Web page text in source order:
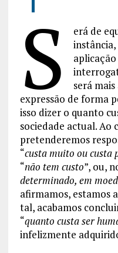
S
erá de
será
expressão de forma
isso dizer o quanto
sociedade actual. Ao
pretenderemos
“custa muito ou custa
“não tem custo”, ou,
determinado, em
afirmamos, estamos
tal, acabamos
“quanto custa ser
infelizmente